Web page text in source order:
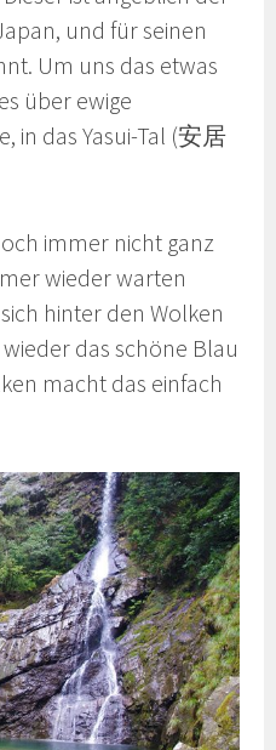
und für seinen
Um uns das etwas
über ewige
in das Yasui-Tal (安居
immer nicht ganz
wieder warten
hinter den Wolken
das schöne Blau
macht das einfach